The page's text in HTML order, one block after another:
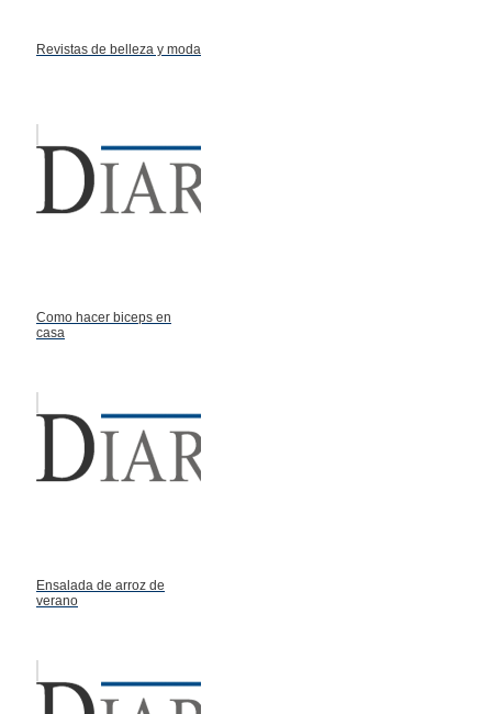
Revistas de belleza y moda
Como hacer biceps en
casa
Ensalada de arroz de
verano